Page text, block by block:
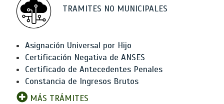
TRAMITES NO MUNICIPALES
Asignación Universal por Hijo
Certificación Negativa de ANSES
Certificado de Antecedentes Penales
Constancia de Ingresos Brutos
MÁS TRÁMITES